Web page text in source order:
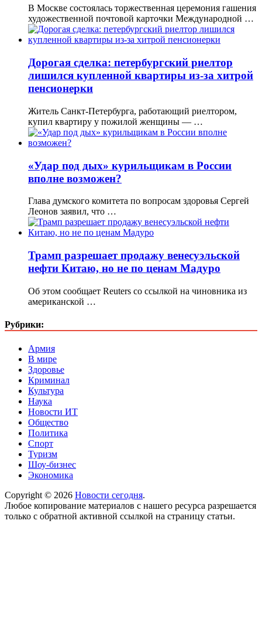
В Москве состоялась торжественная церемония гашения
художественной почтовой карточки Международной …
Дорогая сделка: петербургский риелтор
лишился купленной квартиры из-за хитрой
пенсионерки
Житель Санкт-Петербурга, работающий риелтором,
купил квартиру у пожилой женщины — …
«Удар под дых» курильщикам в России
вполне возможен?
Глава думского комитета по вопросам здоровья Сергей
Леонов заявил, что …
Трамп разрешает продажу венесуэльской
нефти Китаю, но не по ценам Мадуро
Об этом сообщает Reuters со ссылкой на чиновника из
американской …
Рубрики:
Армия
В мире
Здоровье
Криминал
Культура
Наука
Новости ИТ
Общество
Политика
Спорт
Туризм
Шоу-бизнес
Экономика
Copyright © 2026 Новости сегодня.
Любое копирование материалов с нашего ресурса разрешается
только с обратной активной ссылкой на страницу статьи.